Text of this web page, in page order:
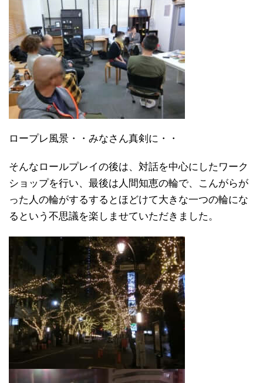
ロープレ風景・・みなさん真剣に・・
そんなロールプレイの後は、対話を中心にしたワーク
ショップを行い、最後は人間知恵の輪で、こんがらが
った人の輪がするするとほどけて大きな一つの輪にな
るという不思議を楽しませていただきました。